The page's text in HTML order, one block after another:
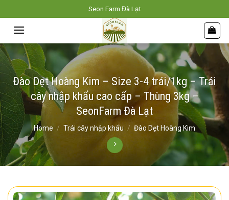
to
content
Seon Farm Đà Lạt
Đào Dẹt Hoàng Kim – Size 3-4 trái/1kg – Trái
cây nhập khẩu cao cấp – Thùng 3kg –
SeonFarm Đà Lạt
Home / Trái cây nhập khẩu / Đào Dẹt Hoàng Kim